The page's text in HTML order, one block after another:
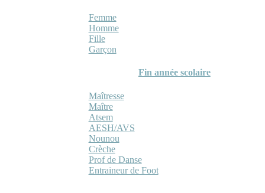
Femme
Homme
Fille
Garçon
Fin année scolaire
Maîtresse
Maître
Atsem
AESH/AVS
Nounou
Crèche
Prof de Danse
Entraineur de Foot